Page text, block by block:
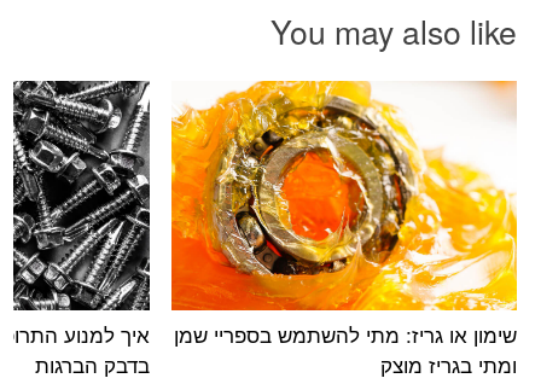
You may also like
שימון או גריז: מתי להשתמש בספריי שמן
ומתי בגריז מוצק
איך למנוע
בדבק הברגות